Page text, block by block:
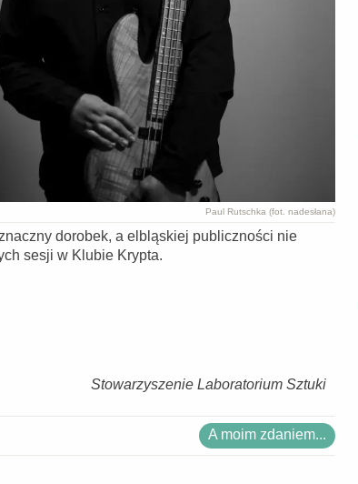
Paul Rutschka (fot. nadesłana)
dorobek, a elbląskiej publiczności nie
sesji w Klubie Krypta.
Stowarzyszenie Laboratorium Sztuki
A moim zdaniem...